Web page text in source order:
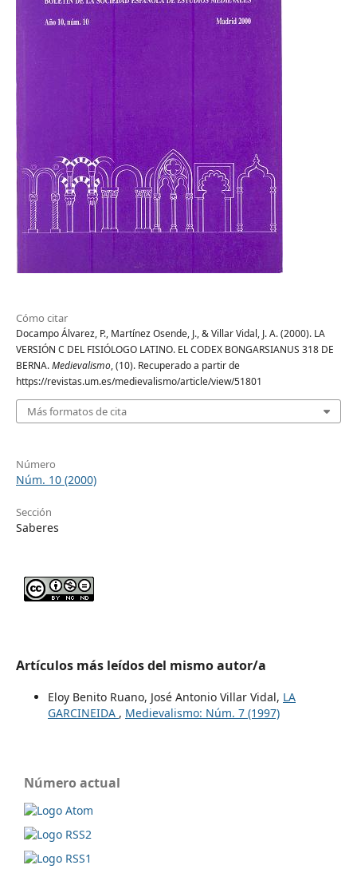
Cómo citar
Docampo Álvarez, P., Martínez Osende, J., & Villar Vidal, J. A. (2000). LA
VERSIÓN C DEL FISIÓLOGO LATINO. EL CODEX BONGARSIANUS 318 DE
BERNA.Medievalismo, (10). Recuperado a partir de
https://revistas.um.es/medievalismo/article/view/51801
Más formatos de cita
Número
Núm. 10 (2000)
Sección
Saberes
Artículos más leídos del mismo autor/a
Eloy Benito Ruano, José Antonio Villar Vidal, LA
GARCINEIDA , Medievalismo: Núm. 7 (1997)
Número actual